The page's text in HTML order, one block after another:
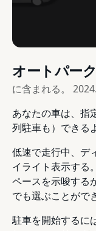
オートパーク
に含まれる。
あなたの車は、指
列駐車も）できる
低速で走行中、デ
イライト表示する
ペースを示唆する
でも選ぶことがで
駐車を開始するに